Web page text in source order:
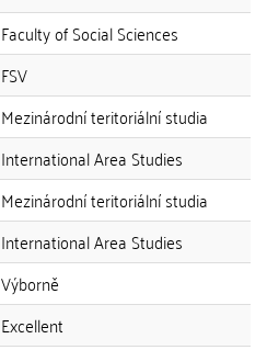
Faculty of Social Sciences
FSV
Mezinárodní teritoriální studia
International Area Studies
Mezinárodní teritoriální studia
International Area Studies
Výborně
Excellent